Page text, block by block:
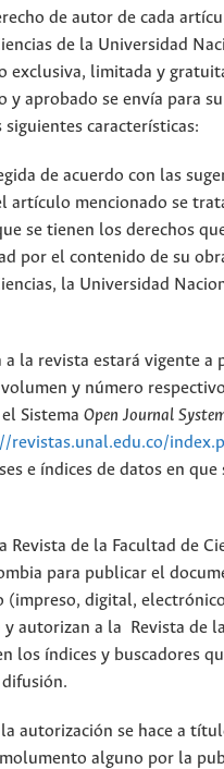
de autor de cada
de la Universidad
exclusiva, limitada y
y aprobado se envía para
características:
de acuerdo con las
artículo mencionado se
se tienen los derechos
por el contenido de su
la Universidad
la revista estará vigente a
y número
Sistema Open Journal
revistas.unal.edu.co/
e índices de datos en que
de la Facultad de
para publicar el
(impreso, digital,
autorizan a la Revista de
los índices y buscadores
autorización se hace a
alguno por la